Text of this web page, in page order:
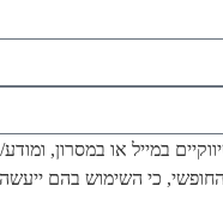
במייל או במסרון,
כי השימוש בהם